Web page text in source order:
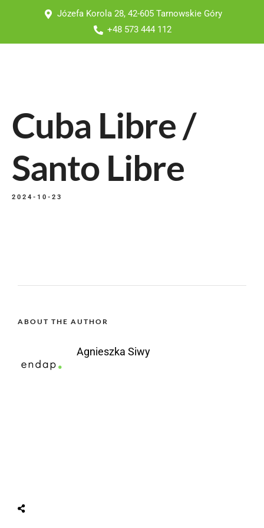
Józefa Korola 28, 42-605 Tarnowskie Góry
+48 573 444 112
Cuba Libre /
Santo Libre
2024-10-23
ABOUT THE AUTHOR
Agnieszka Siwy